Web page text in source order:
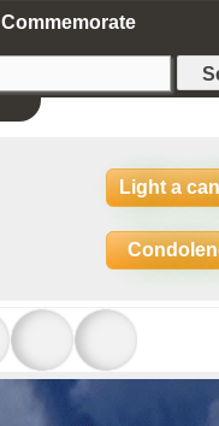
Commemorate
Light a